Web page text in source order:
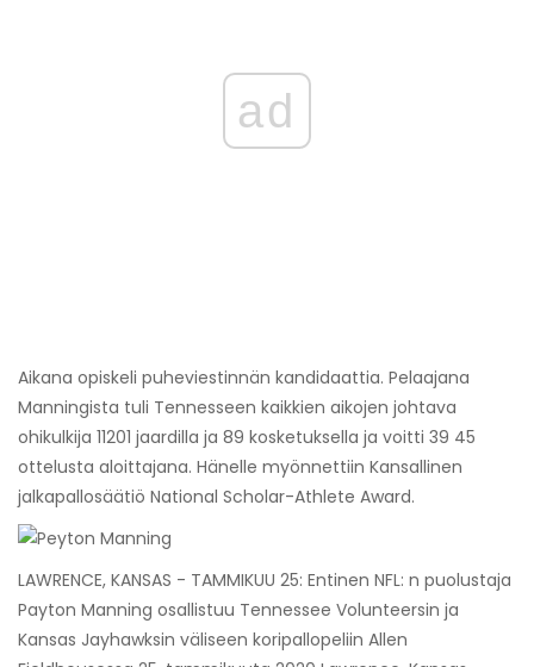
ad
Aikana opiskeli puheviestinnän kandidaattia. Pelaajana
Manningista tuli Tennesseen kaikkien aikojen johtava
ohikulkija 11201 jaardilla ja 89 kosketuksella ja voitti 39 45
ottelusta aloittajana. Hänelle myönnettiin Kansallinen
jalkapallosäätiö National Scholar-Athlete Award.
LAWRENCE, KANSAS - TAMMIKUU 25: Entinen NFL: n puolustaja
Payton Manning osallistuu Tennessee Volunteersin ja
Kansas Jayhawksin väliseen koripallopeliin Allen